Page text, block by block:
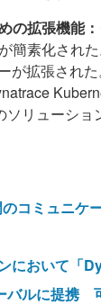
の拡張機能：
簡素化され
が拡張され
リューシ
コミュニケ
において「
バルに提携